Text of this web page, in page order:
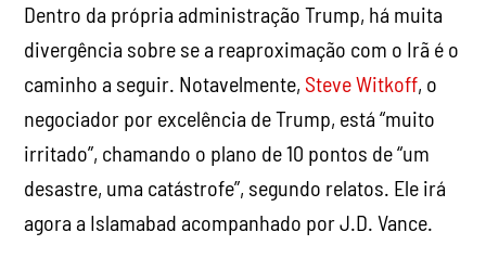
Dentro da própria administração Trump, há muita
divergência sobre se a reaproximação com o Irã é o
caminho a seguir. Notavelmente, Steve Witkoff, o
negociador por excelência de Trump, está “muito
irritado”, chamando o plano de 10 pontos de “um
desastre, uma catástrofe”, segundo relatos. Ele irá
agora a Islamabad acompanhado por J.D. Vance.